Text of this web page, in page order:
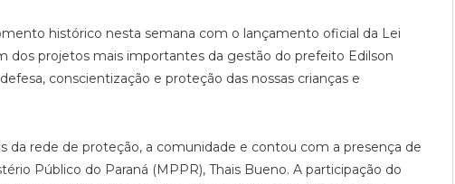
histórico nesta semana com o lançamento oficial da Lei
dos projetos mais importantes da gestão do prefeito Edilson
conscientização e proteção das nossas crianças e
da rede de proteção, a comunidade e contou com a presença de
Público do Paraná (MPPR), Thais Bueno. A participação do